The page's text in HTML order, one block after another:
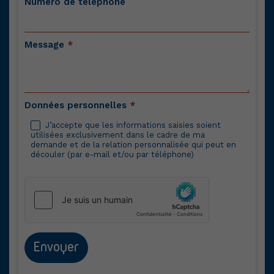
Message *
Données personnelles *
J’accepte que les informations saisies soient
utilisées exclusivement dans le cadre de ma
demande et de la relation personnalisée qui peut en
découler (par e-mail et/ou par téléphone)
Envoyer